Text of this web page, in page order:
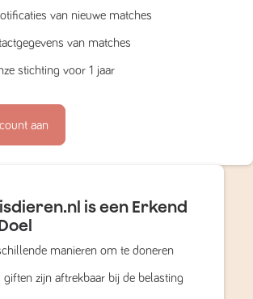
van nieuwe matches
van matches
stichting voor 1 jaar
aan
is een Erkend
manieren om te doneren
giften zijn aftrekbaar bij de belasting